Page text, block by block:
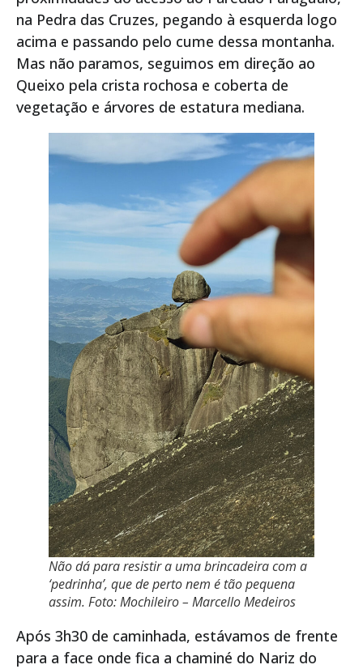
na Pedra das Cruzes, pegando à esquerda logo
acima e passando pelo cume dessa montanha.
Mas não paramos, seguimos em direção ao
Queixo pela crista rochosa e coberta de
vegetação e árvores de estatura mediana.
Não dá para resistir a uma brincadeira com a
‘pedrinha’, que de perto nem é tão pequena
assim. Foto: Mochileiro – Marcello Medeiros
Após 3h30 de caminhada, estávamos de frente
para a face onde fica a chaminé do Nariz do